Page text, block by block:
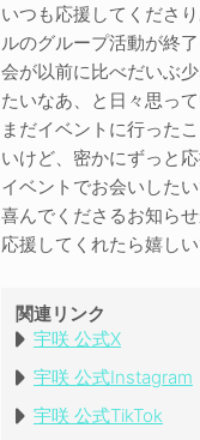
いつも応援してくださ
ルのグループ活動が終
会が以前に比べだいぶ
たいなあ、と日々思って
まだイベントに行った
いけど、密かにずっと
イベントでお会いした
喜んでくださるお知ら
応援してくれたら嬉し
関連リンク
宇咲 公式X
宇咲 公式Instagram
宇咲 公式TikTok